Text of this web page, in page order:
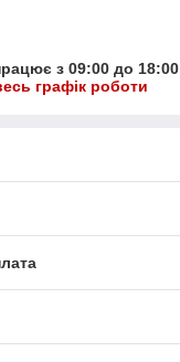
з 09:00 до 18:00
графік роботи